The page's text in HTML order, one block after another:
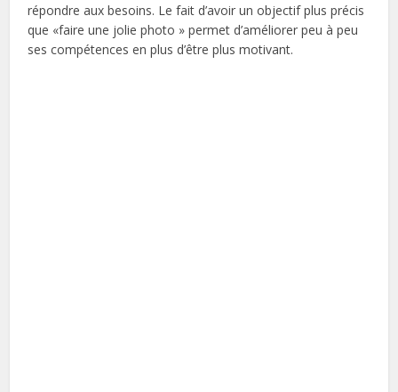
répondre aux besoins. Le fait d’avoir un objectif plus précis
que «faire une jolie photo » permet d’améliorer peu à peu
ses compétences en plus d’être plus motivant.